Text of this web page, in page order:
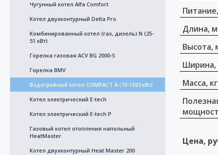
Чугунный котел Alfa Comfort
Котел двухконтурный Delta Pro
Комбинированный котел (газ, дизель) N (25-
51 кВт)
Горелка газовая ACV BG 2000-S
Горелка BMV
Водогрейный котел COMPACT A (70-1593 кВт)
Котел электрический E-tech
Котел электрический E-tech Р
Газовый котел отопления напольный
HeatMaster
Котел двухконтурный Heat Master 200
Длина,
Высота,
Масса, кг
Цена,